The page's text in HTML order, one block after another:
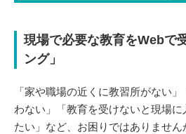
現場で必要な教育をWebで
ング」
「家や職場の近くに教習所がない
わない」「教育を受けないと現場
たい」など、お困りではありません